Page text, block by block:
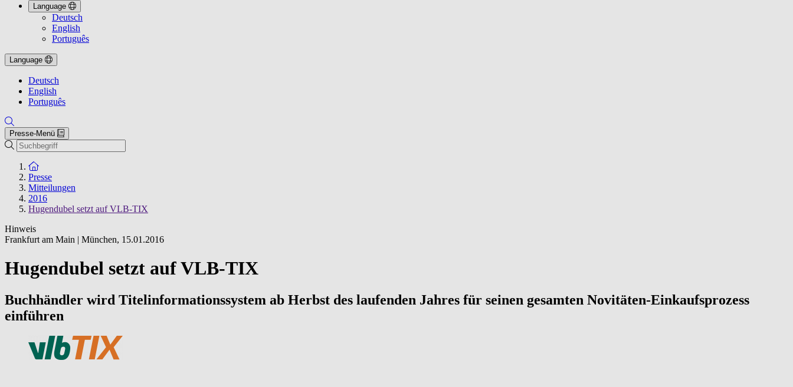
Language
Deutsch
English
Português
Language
Deutsch
English
Português
Presse-Menü
Suche
Zur Startseite
Presse
Mitteilungen
2016
Hugendubel setzt auf VLB-TIX
Hinweis
Frankfurt am Main | München, 15.01.2016
Hugendubel setzt auf VLB-TIX
Buchhändler wird Titelinformationssystem ab Herbst des laufenden Jahres für seinen gesamten Novitäten-Einkaufsprozess
einführen